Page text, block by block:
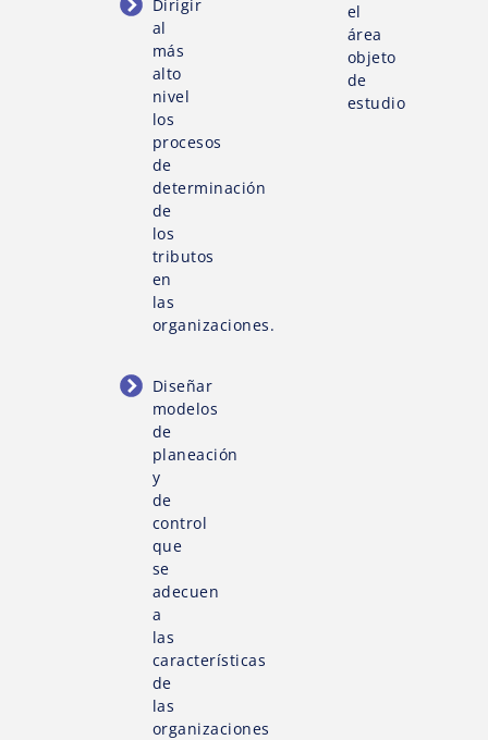
Dirigir
al
más
alto
nivel
los
procesos
de
determinación
de
los
tributos
en
las
organizaciones.
Diseñar
modelos
de
planeación
y
de
control
que
se
adecuen
a
las
características
de
las
organizaciones
el
área
objeto
de
estudio